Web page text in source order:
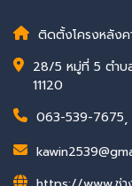
ติดตั้งโครงหลัง
28/5 หมู่ที่ 5 ตำบ
11120
063-539-7675,